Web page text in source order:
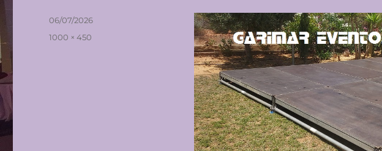
Publicado
06/07/2026
Tamaño
1000 × 450